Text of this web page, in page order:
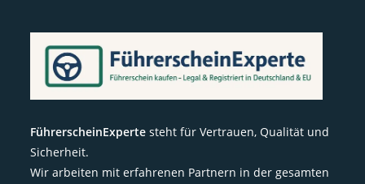
FührerscheinExperte steht für Vertrauen, Qualität und
Sicherheit.
Wir arbeiten mit erfahrenen Partnern in der gesamten